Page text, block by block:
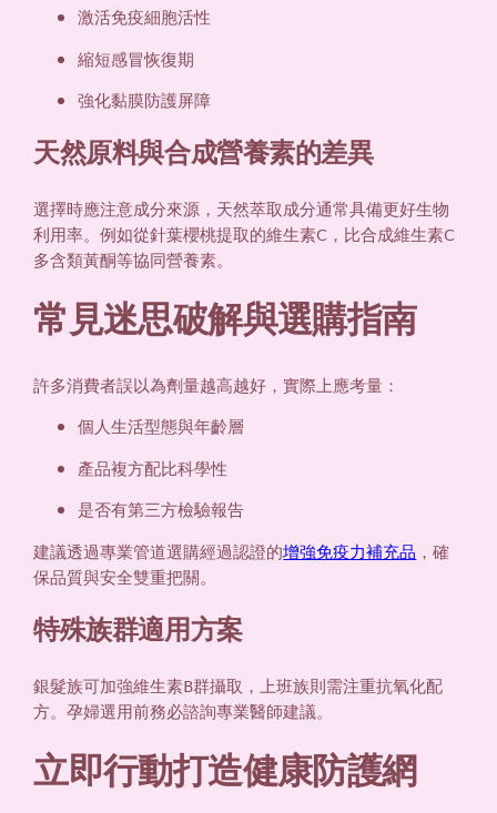
激活免疫細胞活性
縮短感冒恢復期
強化黏膜防護屏障
天然原料與合成營養素的差異
選擇時應注意成分來源，天然萃取成分通常具備更好生物
利用率。例如從針葉櫻桃提取的維生素C，比合成維生素C
多含類黃酮等協同營養素。
常見迷思破解與選購指南
許多消費者誤以為劑量越高越好，實際上應考量：
個人生活型態與年齡層
產品複方配比科學性
是否有第三方檢驗報告
建議透過專業管道選購經過認證的增強免疫力補充品，確
保品質與安全雙重把關。
特殊族群適用方案
銀髮族可加強維生素B群攝取，上班族則需注重抗氧化配
方。孕婦選用前務必諮詢專業醫師建議。
立即行動打造健康防護網